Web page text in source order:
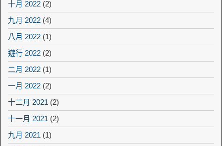
十月 2022 (2)
九月 2022 (4)
八月 2022 (1)
遊行 2022 (2)
二月 2022 (1)
一月 2022 (2)
十二月 2021 (2)
十一月 2021 (2)
九月 2021 (1)